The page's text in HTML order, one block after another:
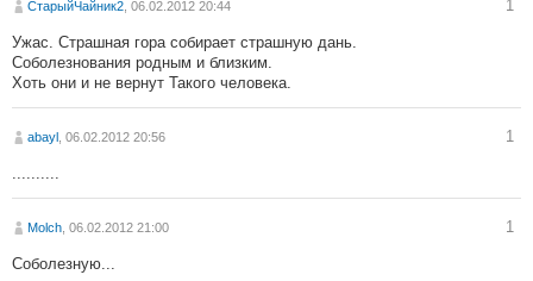
СтарыйЧайник2 , 06.02.2012 20:44 1
Ужас. Страшная гора собирает страшную дань.
Соболезнования родным и близким.
Хоть они и не вернут Такого человека.
abayl , 06.02.2012 20:56 1
..........
Molch , 06.02.2012 21:00 1
Соболезную...